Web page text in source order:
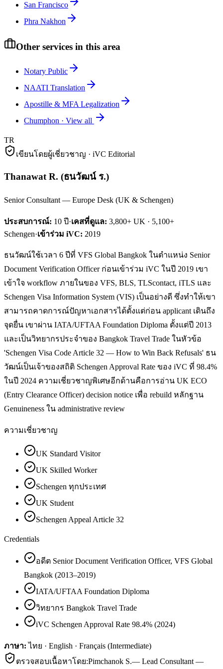
San Francisco
Phra Nakhon
Other services in this area
Notary Public
NAATI Translation
Apostille & MFA Legalization
Chumphon · View all
TR
เขียนโดยผู้เชี่ยวชาญ · iVC Editorial
Thanawat R. (ธนวัฒน์ ร.)
Senior Consultant — Europe Desk (UK & Schengen)
ประสบการณ์: 10 ปี·เคสที่ดูแล: 3,800+ UK · 5,100+
Schengen·เข้าร่วม iVC: 2019
ธนวัฒน์ใช้เวลา 6 ปีที่ VFS Global Bangkok ในตำแหน่ง Senior
Document Verification Officer ก่อนเข้าร่วม iVC ในปี 2019 เขา
เข้าใจ workflow ภายในของ VFS, BLS, TLScontact, iTLS และ
Schengen Visa Information System (VIS) เป็นอย่างดี ซึ่งทำให้เขา
สามารถคาดการณ์ปัญหาเอกสารได้ตั้งแต่ก่อน applicant เดินถึง
จุดยื่น เขาผ่าน IATA/UFTAA Foundation Diploma ตั้งแต่ปี 2013
และเป็นวิทยากรประจำของ Bangkok Travel Trade ในหัวข้อ
'Schengen Visa Code Article 32 — How to Win Back Refusals' ธน
วัฒน์เป็นเจ้าของสถิติ Schengen Approval Rate ของ iVC ที่ 98.4%
ในปี 2024 ความเชี่ยวชาญพิเศษอีกด้านคือการอ่าน UK ECO
(Entry Clearance Officer) decision notice เพื่อ rebuild หลักฐาน
Genuineness ใน administrative review
ความเชี่ยวชาญ
UK Standard Visitor
UK Skilled Worker
Schengen ทุกประเทศ
UK Student
Schengen Appeal Article 32
Credentials
อดีต Senior Document Verification Officer, VFS Global
Bangkok (2013–2019)
IATA/UFTAA Foundation Diploma
วิทยากร Bangkok Travel Trade
iVC Schengen Approval Rate 98.4% (2024)
ภาษา: ไทย · English · Français (Intermediate)
ตรวจสอบเนื้อหาโดย:Pimchanok S.— Lead Consultant —